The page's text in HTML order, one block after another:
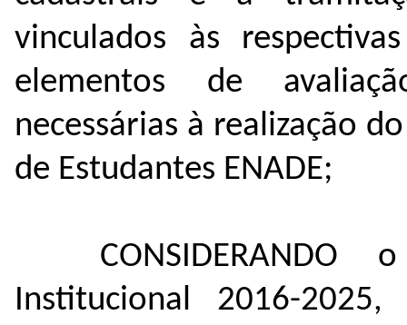
vinculados às
elementos de
necessárias à realização
de Estudantes ENADE;
Institucional 2016-